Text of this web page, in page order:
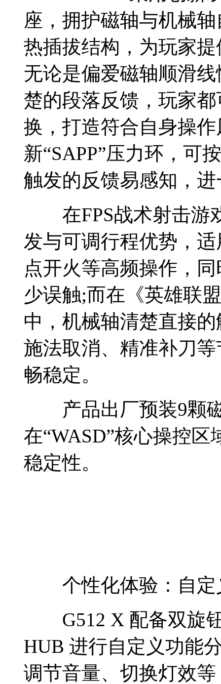
座，拥护磁轴与机械
热插拔结构，为玩家
无论是偏爱磁轴顺滑
楚的段落反馈，玩家
换，打造符合自身操
新“SAPP”压力环，可
触发的反馈易感知，
在FPS战术射击游
发与可调行程优势，
点开火等高频操作，
少误触;而在《英雄联
中，机械轴清楚直接
施法取消、精准补刀
畅稳定。
产品出厂预装9颗磁
在“WASD”核心操控
稳定性。
个性化体验：自定
G512 X 配备双旋钮
HUB 进行自定义功能
调节音量、切换灯效